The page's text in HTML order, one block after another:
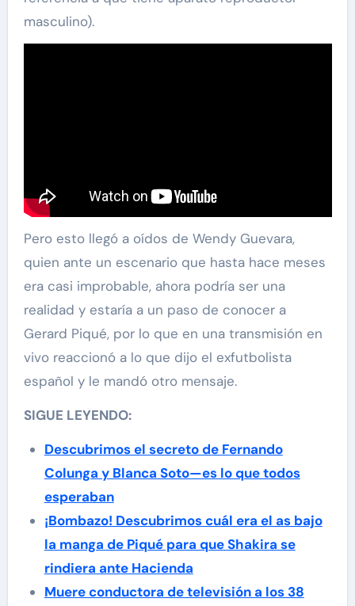
masculino).
Pero esto llegó a oídos de Wendy Guevara,
quien ante un escenario que hasta hace meses
era casi improbable, ahora podría ser una
realidad y estaría a un paso de conocer a
Gerard Piqué, por lo que en una transmisión en
vivo reaccionó a lo que dijo el exfutbolista
español y le mandó otro mensaje.
SIGUE LEYENDO:
Descubrimos el secreto de Fernando
Colunga y Blanca Soto—es lo que todos
esperaban
¡Bombazo! Descubrimos cuál era el as bajo
la manga de Piqué para que Shakira se
rindiera ante Hacienda
Muere conductora de televisión a los 38